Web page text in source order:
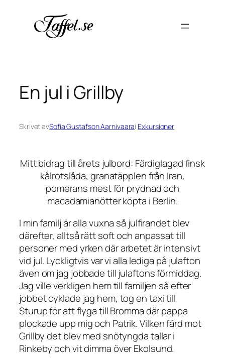
innehåll
En jul i Grillby
Skrivet avSofia Gustafson Aarnivaarai Exkursioner
Mitt bidrag till årets julbord: Färdiglagad finsk
kålrotslåda, granatäpplen från Iran,
pomerans mest för prydnad och
macadamianötter köpta i Berlin.
I min familj är alla vuxna så julfirandet blev
därefter, alltså rätt soft och anpassat till
personer med yrken där arbetet är intensivt
vid jul. Lyckligtvis var vi alla lediga på julafton
även om jag jobbade till julaftons förmiddag.
Jag ville verkligen hem till familjen så efter
jobbet cyklade jag hem, tog en taxi till
Sturup för att flyga till Bromma där pappa
plockade upp mig och Patrik. Vilken färd mot
Grillby det blev med snötyngda tallar i
Rinkeby och vit dimma över Ekolsund.